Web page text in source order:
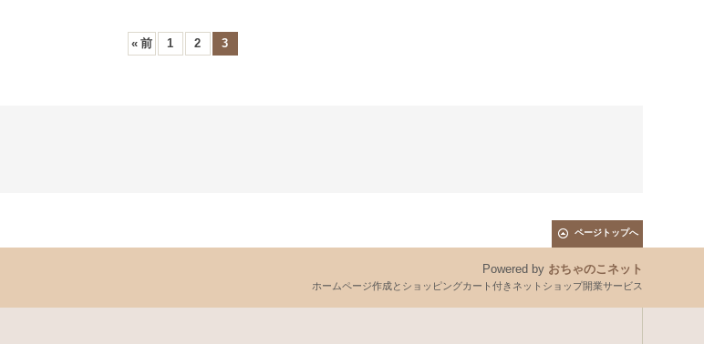
« 前 1 2 3
ページトップへ
Powered by おちゃのこネット
ホームページ作成とショッピングカート付きネットショップ開業サービス